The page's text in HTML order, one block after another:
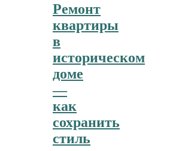
Ремонт
квартиры
в
историческом
доме
—
как
сохранить
стиль